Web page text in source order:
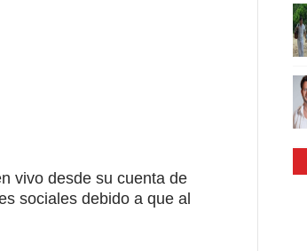
vivo desde su cuenta de
sociales debido a que al